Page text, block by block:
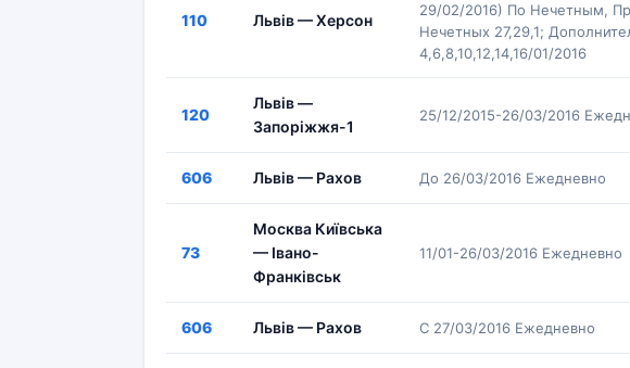
110 Львів — Херсон
29/02/2016) По Нечетным,
Нечетных 27,29,1;
4,6,8,10,12,14,16/01/2016
120
Львів —
Запоріжжя-1
25/12/2015-26/03/2016
606 Львів — Рахов До 26/03/2016 Ежедневно
73
Москва Київська
— Івано-
Франківськ
11/01-26/03/2016 Ежедневно
606 Львів — Рахов С 27/03/2016 Ежедневно